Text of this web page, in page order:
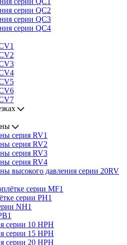
серии QC2
серии QC3
серии QC4
серия RV1
серия RV2
серия RV3
серия RV4
высокого давления серии 20RV
серии MF1
серии PH1
NH1
серии 10 HPH
серии 15 HPH
серии 20 HPH